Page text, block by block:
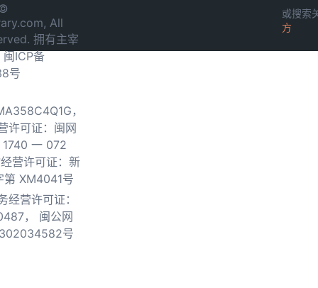
All
拥有主宰
闽ICP备
号
，
许可证：闽网
一 072
营许可证：新
第 XM4041号
经营许可证：
，
闽公网
号
或搜索
方